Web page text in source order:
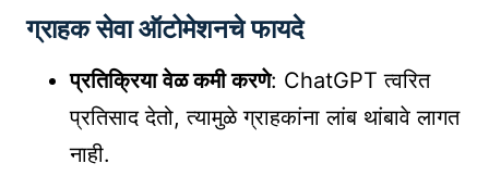
ग्राहक सेवा ऑटोमेशनचे फायदे
प्रतिक्रिया वेळ कमी करणे: ChatGPT त्वरित
प्रतिसाद देतो, त्यामुळे ग्राहकांना लांब थांबावे लागत
नाही.